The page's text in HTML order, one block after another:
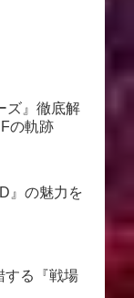
ズ』徹底解
の軌跡
』の魅力を
する『戦場